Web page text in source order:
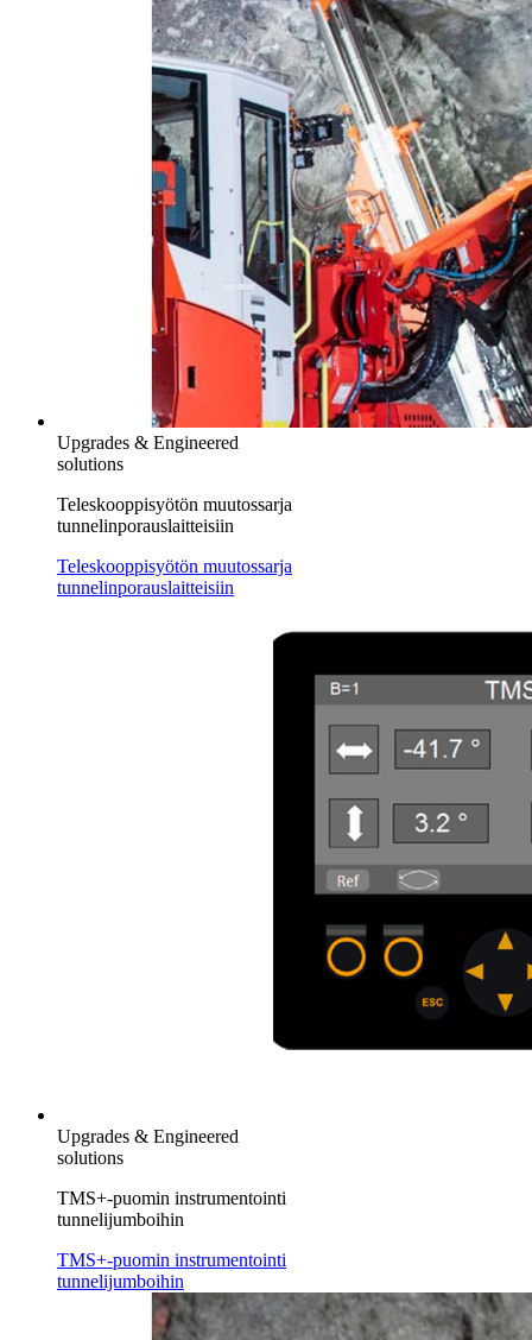
Upgrades & Engineered
solutions
Teleskooppisyötön muutossarja
tunnelinporauslaitteisiin
Teleskooppisyötön muutossarja
tunnelinporauslaitteisiin
Upgrades & Engineered
solutions
TMS+-puomin instrumentointi
tunnelijumboihin
TMS+-puomin instrumentointi
tunnelijumboihin